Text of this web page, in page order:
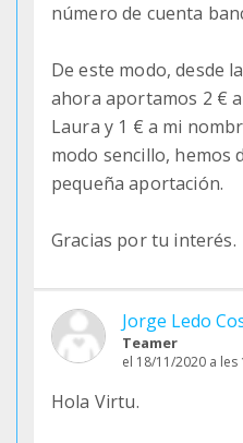
número de cuenta
De este modo, desde
ahora aportamos 2 €
Laura y 1 € a mi
modo sencillo, hemos
pequeña aportación.
Gracias por tu interés.
Jorge Ledo
Teamer
el 18/11/2020 a les
Hola Virtu.